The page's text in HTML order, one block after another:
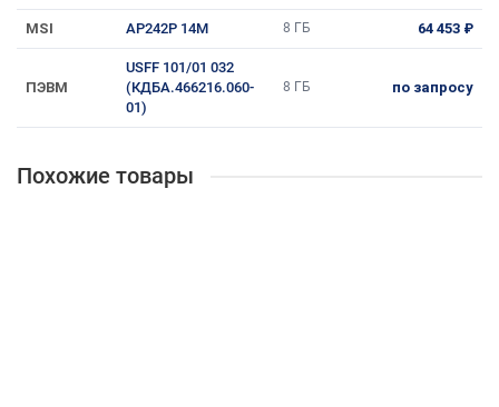
MSI AP242P 14M 8 ГБ 64 453 ₽
ПЭВМ
USFF 101/01 032
(КДБА.466216.060-
01)
8 ГБ по запросу
Похожие товары